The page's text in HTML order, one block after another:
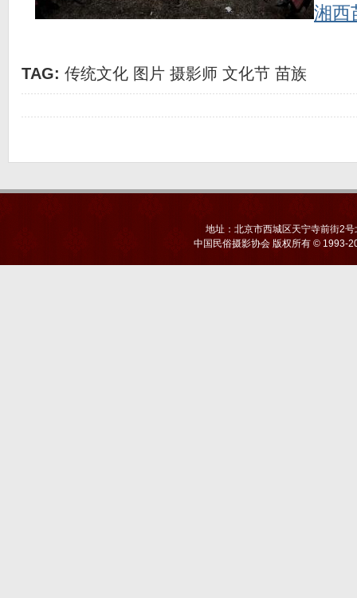
湘西
TAG: 传统文化 图片 摄影师 文化节 苗族
地址：北京市西城区天宁寺前街2
中国民俗摄影协会 版权所有 © 1993-